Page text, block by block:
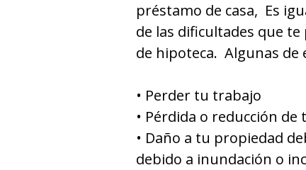
préstamo de casa, Es
de las dificultades que
de hipoteca. Algunas de
• Perder tu trabajo
• Pérdida o reducción de
• Daño a tu propiedad
debido a inundación o